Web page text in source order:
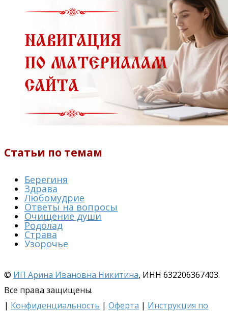
Статьи по темам
Берегиня
Здрава
Любомудрие
Ответы на вопросы
Очищение души
Родолад
Страва
Узорочье
© ИП Арина Ивановна Никитина, ИНН 632206367403.
Все права защищены.
| Конфиденциальность | Оферта | Инструкция по